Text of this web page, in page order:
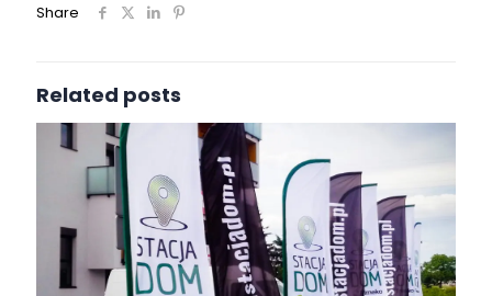
Share
Related posts